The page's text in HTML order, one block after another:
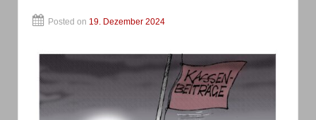
Posted on 19. Dezember 2024